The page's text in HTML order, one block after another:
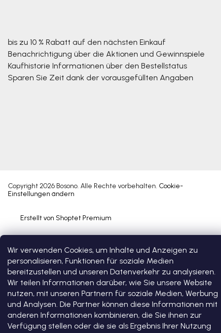
Wir verwenden Cookies, um Inhalte und Anzeigen zu
personalisieren, Funktionen für soziale Medien
bereitzustellen und unseren Datenverkehr zu analysieren.
Wir teilen Informationen darüber, wie Sie unsere Website
nutzen, mit unseren Partnern für soziale Medien, Werbung
und Analysen. Die Partner können diese Informationen mit
anderen Informationen kombinieren, die Sie ihnen zur
Verfügung stellen oder die sie als Ergebnis Ihrer Nutzung
bis zu 10 % Rabatt auf den nächsten Einkauf
Benachrichtigung über die Aktionen und Gewinnspiele
Kaufhistorie Informationen über den Bestellstatus
Sparen Sie Zeit dank der vorausgefüllten Angaben
Erstellt von Shoptet Premium
Copyright 2026 Bosono. Alle Rechte vorbehalten. Cookie-
Einstellungen ändern